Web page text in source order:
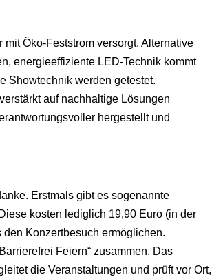
Öko-Feststrom versorgt. Alternative
energieeffiziente LED-Technik kommt
Showtechnik werden getestet.
auf nachhaltige Lösungen
hergestellt und
Erstmals gibt es sogenannte
kosten lediglich 19,90 Euro (in der
Konzertbesuch ermöglichen.
Feiern“ zusammen. Das
die Veranstaltungen und prüft vor Ort,